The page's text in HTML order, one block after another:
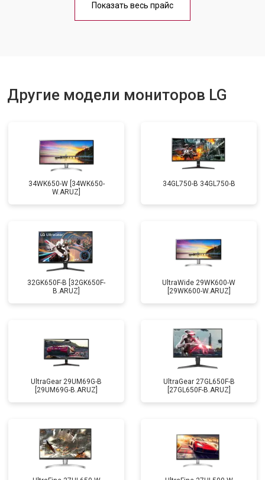
Показать весь прайс
Другие модели мониторов LG
34WK650-W [34WK650-
W.ARUZ]
34GL750-B 34GL750-B
32GK650F-B [32GK650F-
B.ARUZ]
UltraWide 29WK600-W
[29WK600-W.ARUZ]
UltraGear 29UM69G-B
[29UM69G-B.ARUZ]
UltraGear 27GL650F-B
[27GL650F-B.ARUZ]